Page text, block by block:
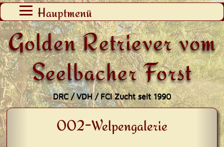
Golden Retriever vom
Seelbacher Forst
DRC / VDH / FCI Zucht seit 1990
Hauptmenü
Zum
Inhalt
springen
002-Welpengalerie